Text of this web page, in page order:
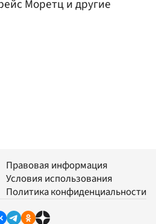
Моретц и другие
Правовая информация
Условия использования
Политика конфиденциальности